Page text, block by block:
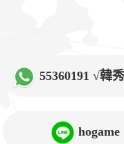
55360191 √韓
hogame